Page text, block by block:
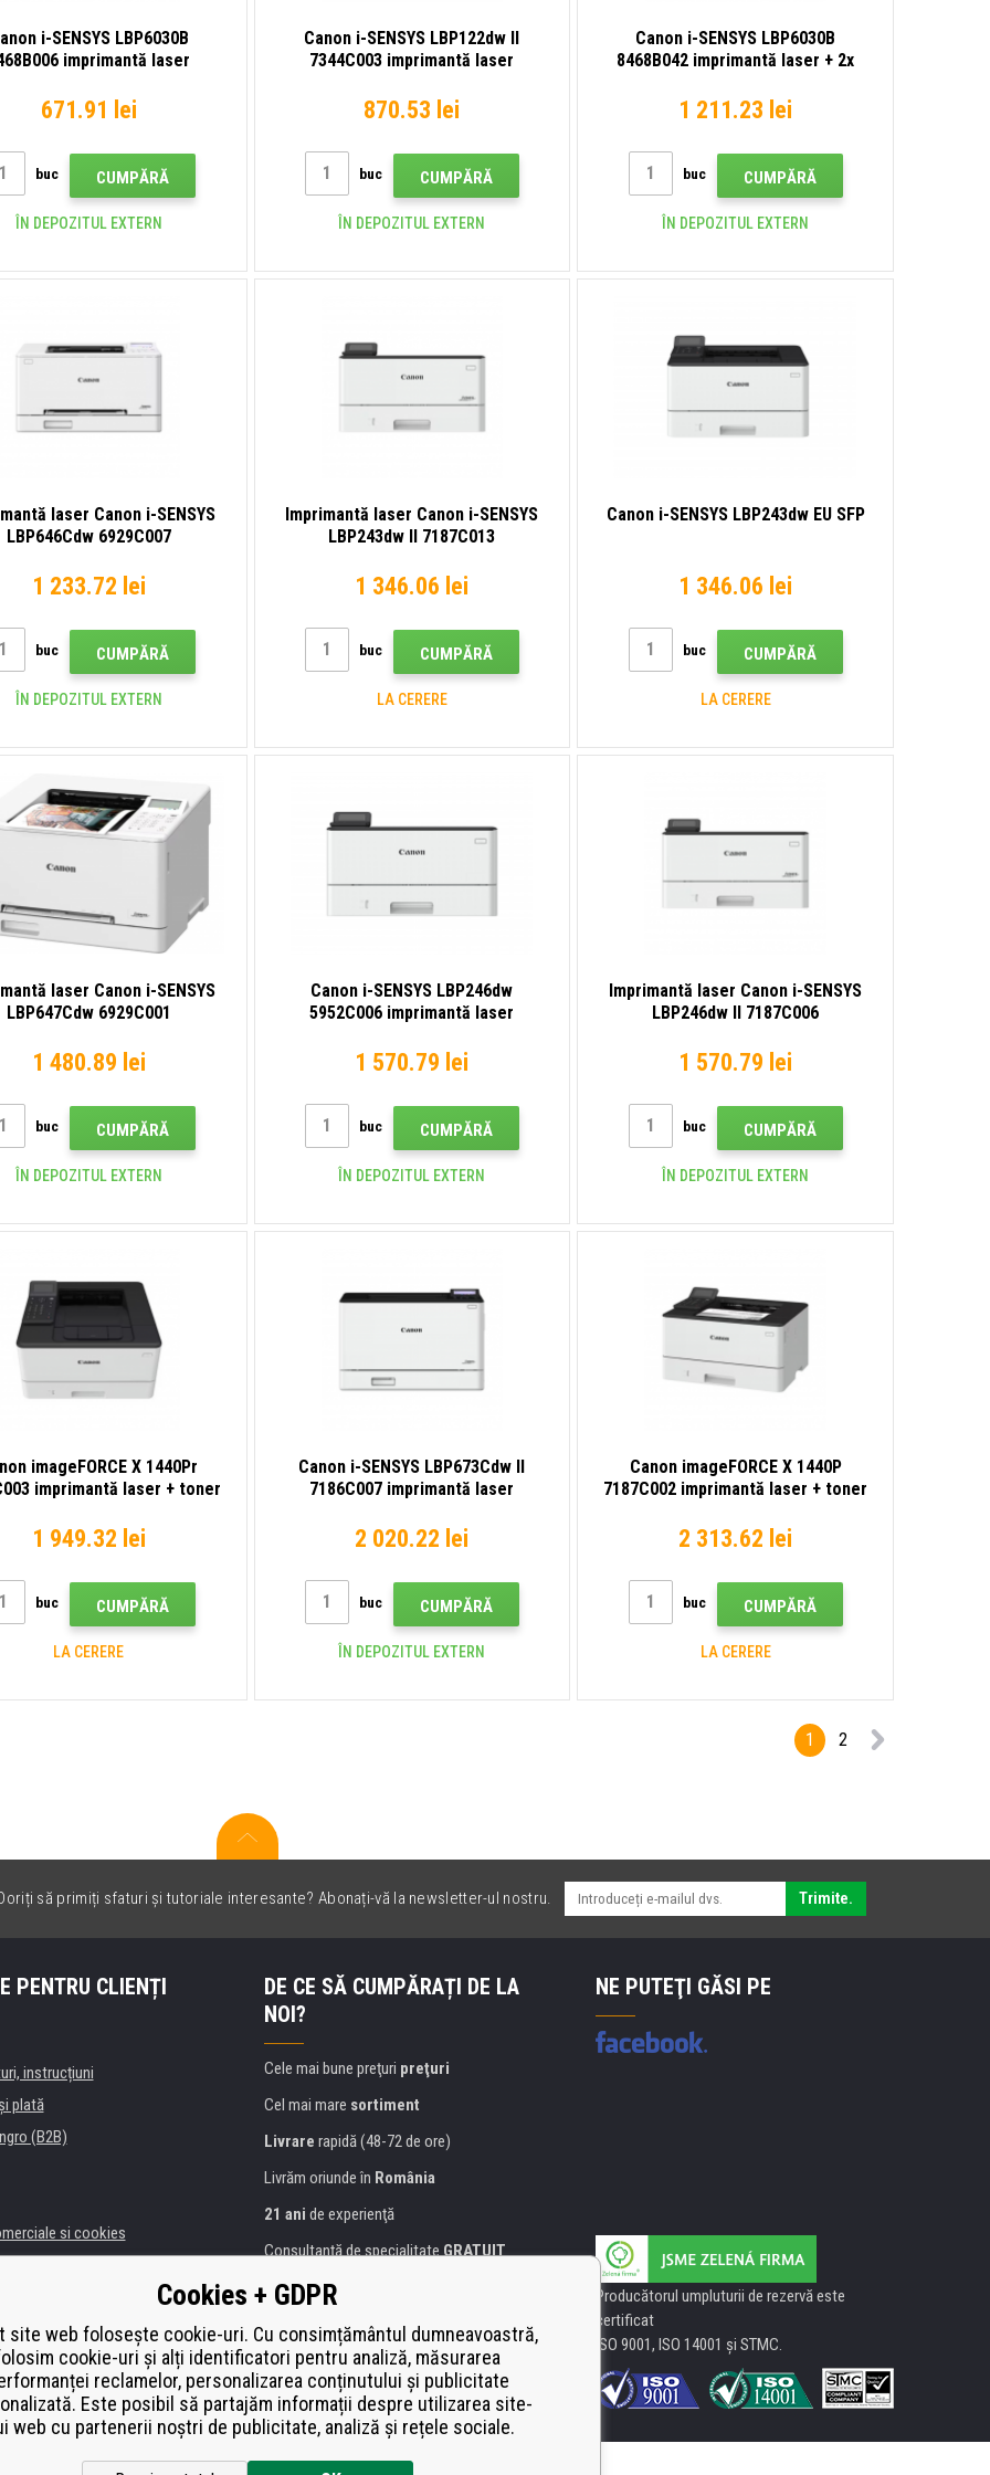
i-SENSYS LBP6030B
imprimantă laser
671.91 lei
buc CUMPĂRĂ
ÎN DEPOZITUL EXTERN
Canon i-SENSYS LBP122dw II
7344C003 imprimantă laser
870.53 lei
buc CUMPĂRĂ
ÎN DEPOZITUL EXTERN
Canon i-SENSYS LBP6030B
8468B042 imprimantă laser + 2x
1 211.23 lei
buc CUMPĂRĂ
ÎN DEPOZITUL EXTERN
laser Canon i-SENSYS
LBP646Cdw 6929C007
1 233.72 lei
buc CUMPĂRĂ
ÎN DEPOZITUL EXTERN
Imprimantă laser Canon i-SENSYS
LBP243dw II 7187C013
1 346.06 lei
buc CUMPĂRĂ
LA CERERE
Canon i-SENSYS LBP243dw EU SFP
1 346.06 lei
buc CUMPĂRĂ
LA CERERE
laser Canon i-SENSYS
LBP647Cdw 6929C001
1 480.89 lei
buc CUMPĂRĂ
ÎN DEPOZITUL EXTERN
Canon i-SENSYS LBP246dw
5952C006 imprimantă laser
1 570.79 lei
buc CUMPĂRĂ
ÎN DEPOZITUL EXTERN
Imprimantă laser Canon i-SENSYS
LBP246dw II 7187C006
1 570.79 lei
buc CUMPĂRĂ
ÎN DEPOZITUL EXTERN
imageFORCE X 1440Pr
imprimantă laser + toner
1 949.32 lei
buc CUMPĂRĂ
LA CERERE
Canon i-SENSYS LBP673Cdw II
7186C007 imprimantă laser
2 020.22 lei
buc CUMPĂRĂ
ÎN DEPOZITUL EXTERN
Canon imageFORCE X 1440P
7187C002 imprimantă laser + toner
2 313.62 lei
buc CUMPĂRĂ
LA CERERE
1 2
să primiți sfaturi și tutoriale interesante? Abonați-vă la newsletter-ul nostru. Trimite.
PENTRU CLIENȚI
instrucțiuni
plată
(B2B)
si cookies
imprimante
de înlocuire
od smlouvy
DE CE SĂ CUMPĂRAȚI DE LA
NOI?
Cele mai bune preţuri preţuri
Cel mai mare sortiment
Livrare rapidă (48-72 de ore)
Livrăm oriunde în România
21 ani de experienţă
Consultanţă de specialitateGRATUIT
Abordarea amabilă
certificat
Heureka
Platăsecurizată on-line
NE PUTEŢI GĂSI PE
Producătorul umpluturii de rezervă este
certificat
ISO 9001, ISO 14001 şi STMC.
Cookies + GDPR
site web folosește cookie-uri. Cu consimțământul dumneavoastră,
cookie-uri și alți identificatori pentru analiză, măsurarea
reclamelor, personalizarea conținutului și publicitate
Este posibil să partajăm informații despre utilizarea site-
web cu partenerii noștri de publicitate, analiză și rețele sociale.